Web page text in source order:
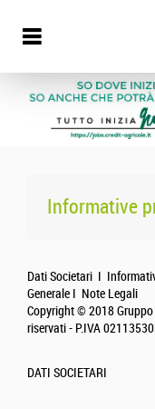
Informative
Dati Societari I
Generale I Note Legali
Copyright © 2018
riservati - P.IVA
DATI SOCIETARI